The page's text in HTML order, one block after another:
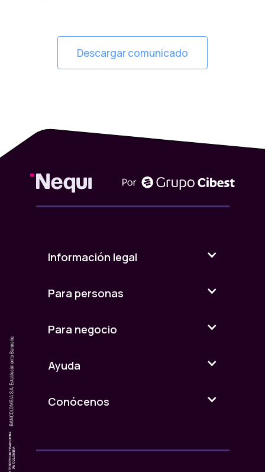
Descargar comunicado
Información legal
Para personas
Para negocio
Ayuda
Conócenos